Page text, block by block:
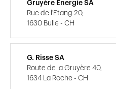
Gruyère Energie SA
Rue de l'Etang 20,
1630 Bulle - CH
G. Risse SA
Route de la Gruyère 40,
1634 La Roche - CH